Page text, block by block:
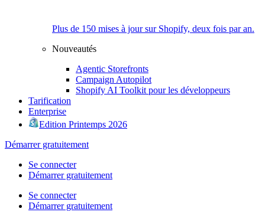
Plus de 150 mises à jour sur Shopify, deux fois par an.
Nouveautés
Agentic Storefronts
Campaign Autopilot
Shopify AI Toolkit pour les développeurs
Tarification
Enterprise
Edition Printemps 2026
Démarrer gratuitement
Se connecter
Démarrer gratuitement
Se connecter
Démarrer gratuitement